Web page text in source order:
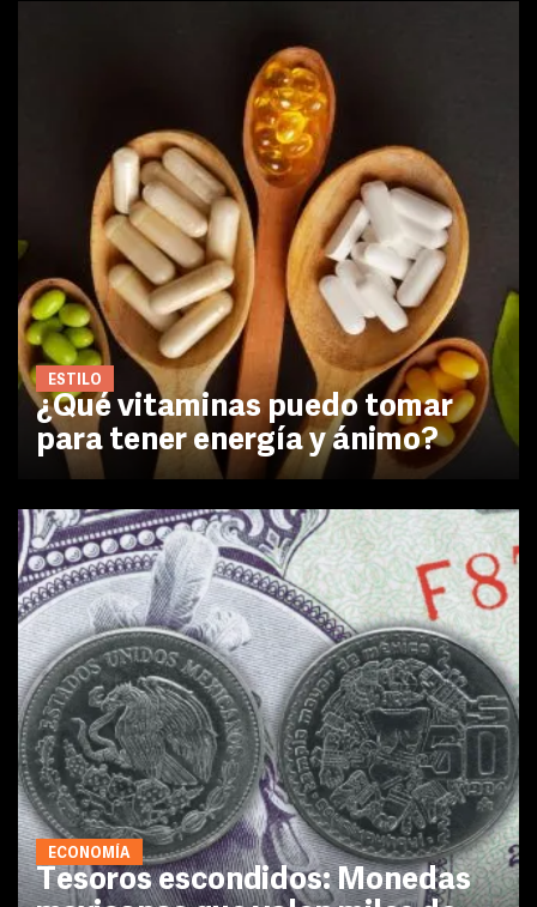
ESTILO
¿Qué vitaminas puedo tomar
para tener energía y ánimo?
ECONOMÍA
Tesoros escondidos: Monedas